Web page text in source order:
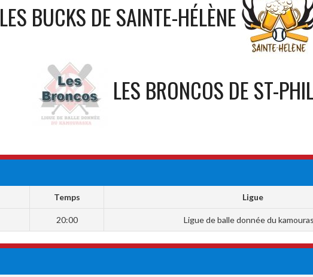
LES BUCKS DE SAINTE-HÉLÈNE
LES BRONCOS DE ST-
Temps Ligue
20:00 Ligue de balle donnée du